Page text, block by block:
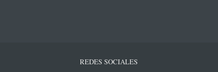
REDES SOCIALES